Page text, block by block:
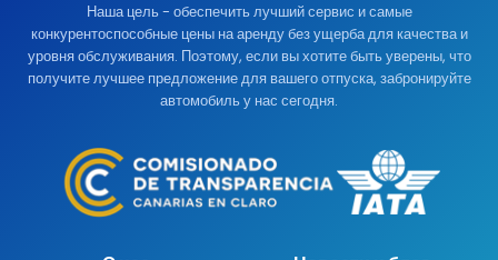
Наша цель - обеспечить лучший сервис и самые
конкурентоспособные цены на аренду без ущерба для качества и
уровня обслуживания. Поэтому, если вы хотите быть уверены, что
получите лучшее предложение для вашего отпуска, забронируйте
автомобиль у нас сегодня.